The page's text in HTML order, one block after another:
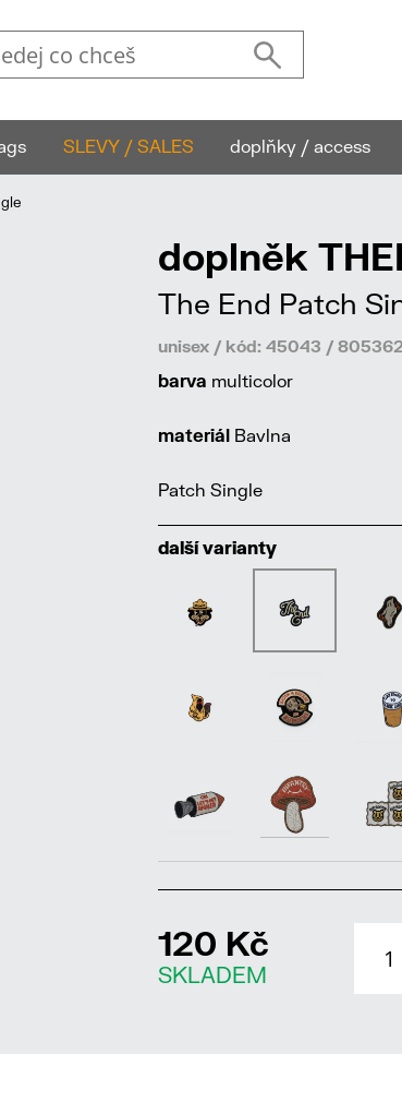
SLEVY / SALES doplňky / access
doplněk
The End Patch
unisex / kód: 45043 / 805362
barva multicolor
materiál Bavlna
Patch Single
další varianty
120 Kč
SKLADEM